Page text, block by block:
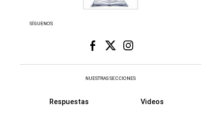
SÍGUENOS
NUESTRAS SECCIONES
Respuestas Videos